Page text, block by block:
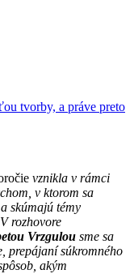
tvorby, a práve preto
vznikla v rámci
v ktorom sa
skúmajú témy
rozhovore
Vrzgulou sme sa
prepájaní súkromného
akým